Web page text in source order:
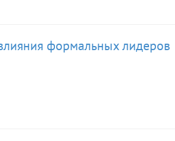
формальных лидеров